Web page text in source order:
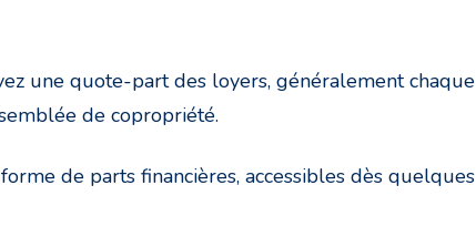
une quote-part des loyers, généralement chaque
de copropriété.
de parts financières, accessibles dès quelques